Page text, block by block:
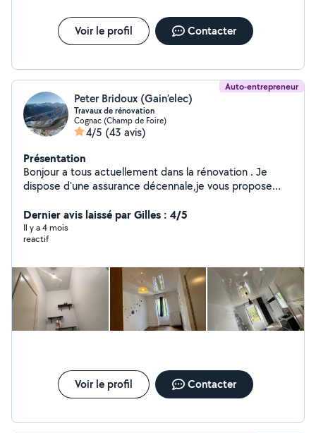
Voir le profil Contacter
Auto-entrepreneur
Peter Bridoux (Gain’elec)
Travaux de rénovation
Cognac (Champ de Foire)
4/5 (43 avis)
Présentation
Bonjour a tous actuellement dans la rénovation . Je
dispose d'une assurance décennale,je vous propose
à votre écoute. A bientôt
Dernier avis laissé par Gilles : 4/5
Il y a 4 mois
reactif
Voir le profil Contacter